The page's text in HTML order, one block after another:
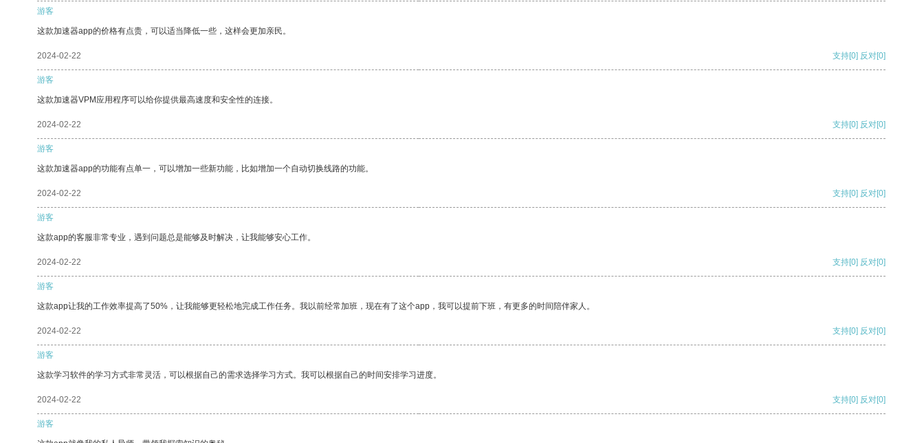
游客
这款加速器app的价格有点贵，可以适当降低一些，这样会更加亲民。
2024-02-22 支持[0] 反对[0]
游客
这款加速器VPM应用程序可以给你提供最高速度和安全性的连接。
2024-02-22 支持[0] 反对[0]
游客
这款加速器app的功能有点单一，可以增加一些新功能，比如增加一个自动切换线路的功能。
2024-02-22 支持[0] 反对[0]
游客
这款app的客服非常专业，遇到问题总是能够及时解决，让我能够安心工作。
2024-02-22 支持[0] 反对[0]
游客
这款app让我的工作效率提高了50%，让我能够更轻松地完成工作任务。我以前经常加班，现在有了这个app，我可以提前下班，有更多的时间陪伴家人。
2024-02-22 支持[0] 反对[0]
游客
这款学习软件的学习方式非常灵活，可以根据自己的需求选择学习方式。我可以根据自己的时间安排学习进度。
2024-02-22 支持[0] 反对[0]
游客